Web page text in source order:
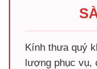
Kính thưa quý
lượng phục vụ,